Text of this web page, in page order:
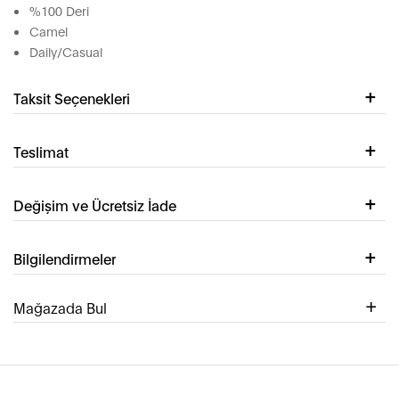
%100 Deri
Camel
Daily/Casual
Taksit Seçenekleri
Teslimat
Değişim ve Ücretsiz İade
Bilgilendirmeler
Mağazada Bul